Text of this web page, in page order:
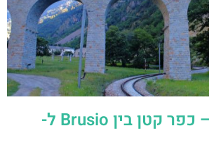
תחנת Li Curt – כפר קטן בין Brusio ל-